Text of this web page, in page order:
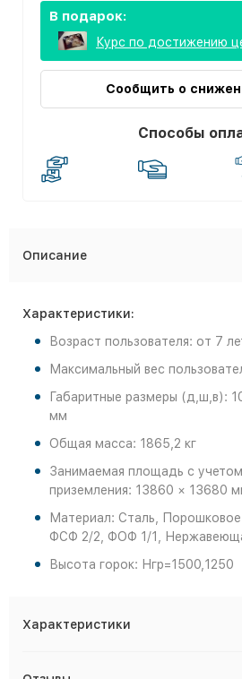
В подарок:
Курс по достижению
Сообщить о
Способы
Описание
Характеристики:
Возраст пользователя: от 7
Максимальный вес
Габаритные размеры (д,ш,в):
мм
Общая масса: 1865,2 кг
Занимаемая площадь с
приземления: 13860 × 13680
Материал: Сталь, Порошковое
ФСФ 2/2, ФОФ 1/1,
Высота горок: Нгр=1500,1250
Характеристики